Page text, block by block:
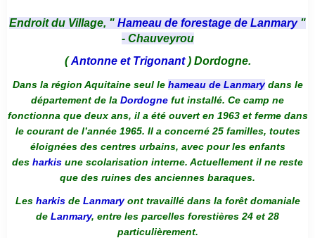
Endroit du Village, " Hameau de forestage de Lanmary "
- Chauveyrou
(Antonne et Trigonant) Dordogne.
Dans la région Aquitaine seul le hameau de Lanmarydans le
département de la Dordogne fut installé. Ce camp ne
fonctionna que deux ans, il a été ouvert en 1963 et ferme dans
le courant de l’année 1965. Il a concerné 25 familles, toutes
éloignées des centres urbains, avec pour les enfants
des harkis une scolarisation interne. Actuellement il ne reste
que des ruines des anciennes baraques.
Les harkis de Lanmaryont travaillé dans la forêt domaniale
de Lanmary, entre les parcelles forestières 24 et 28
particulièrement.